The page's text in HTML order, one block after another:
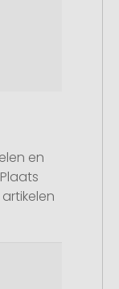
en